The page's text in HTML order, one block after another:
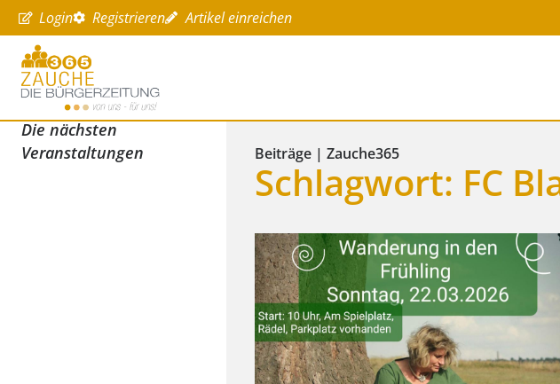
Login Registrieren Artikel einreichen
Die nächsten
Veranstaltungen
Beiträge | Zauche365
Schlagwort: FC